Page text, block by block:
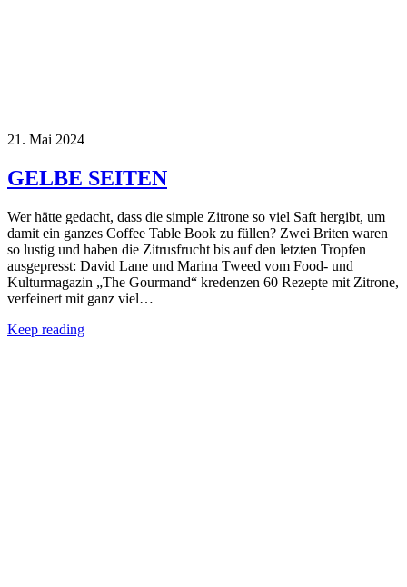
21. Mai 2024
GELBE SEITEN
Wer hätte gedacht, dass die simple Zitrone so viel Saft hergibt, um
damit ein ganzes Coffee Table Book zu füllen? Zwei Briten waren
so lustig und haben die Zitrusfrucht bis auf den letzten Tropfen
ausgepresst: David Lane und Marina Tweed vom Food- und
Kulturmagazin „The Gourmand“ kredenzen 60 Rezepte mit Zitrone,
verfeinert mit ganz viel…
Keep reading